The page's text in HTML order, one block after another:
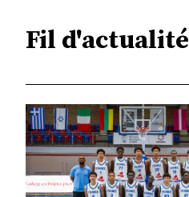
Fil d'actualité